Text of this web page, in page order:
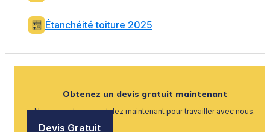
Étanchéité toiture 2025
Obtenez un devis gratuit maintenant
Nous recrutons, postulez maintenant pour travailler avec nous.
Devis Gratuit